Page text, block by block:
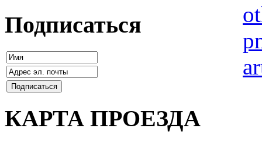
Подписаться
КАРТА ПРОЕЗДА